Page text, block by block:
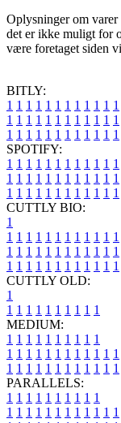
Oplysninger om varer
det er ikke muligt for
være foretaget siden
BITLY:
1 1 1 1 1 1 1 1 1 1 1 1
1 1 1 1 1 1 1 1 1 1 1 1
1 1 1 1 1 1 1 1 1 1 1 1
SPOTIFY:
1 1 1 1 1 1 1 1 1 1 1 1
1 1 1 1 1 1 1 1 1 1 1 1
1 1 1 1 1 1 1 1 1 1 1 1
CUTTLY BIO:
1
1 1 1 1 1 1 1 1 1 1 1 1
1 1 1 1 1 1 1 1 1 1 1 1
1 1 1 1 1 1 1 1 1 1 1 1
CUTTLY OLD:
1
1 1 1 1 1 1 1 1 1 1
MEDIUM:
1 1 1 1 1 1 1 1 1 1
1 1 1 1 1 1 1 1 1 1 1 1
1 1 1 1 1 1 1 1 1 1 1 1
PARALLELS:
1 1 1 1 1 1 1 1 1 1
1 1 1 1 1 1 1 1 1 1 1 1